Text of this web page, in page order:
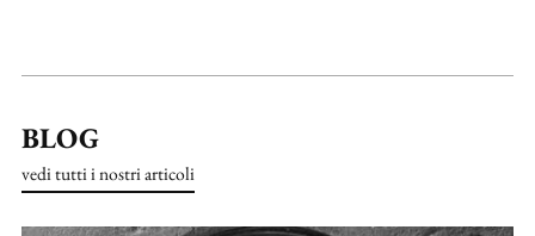
BLOG
vedi tutti i nostri articoli